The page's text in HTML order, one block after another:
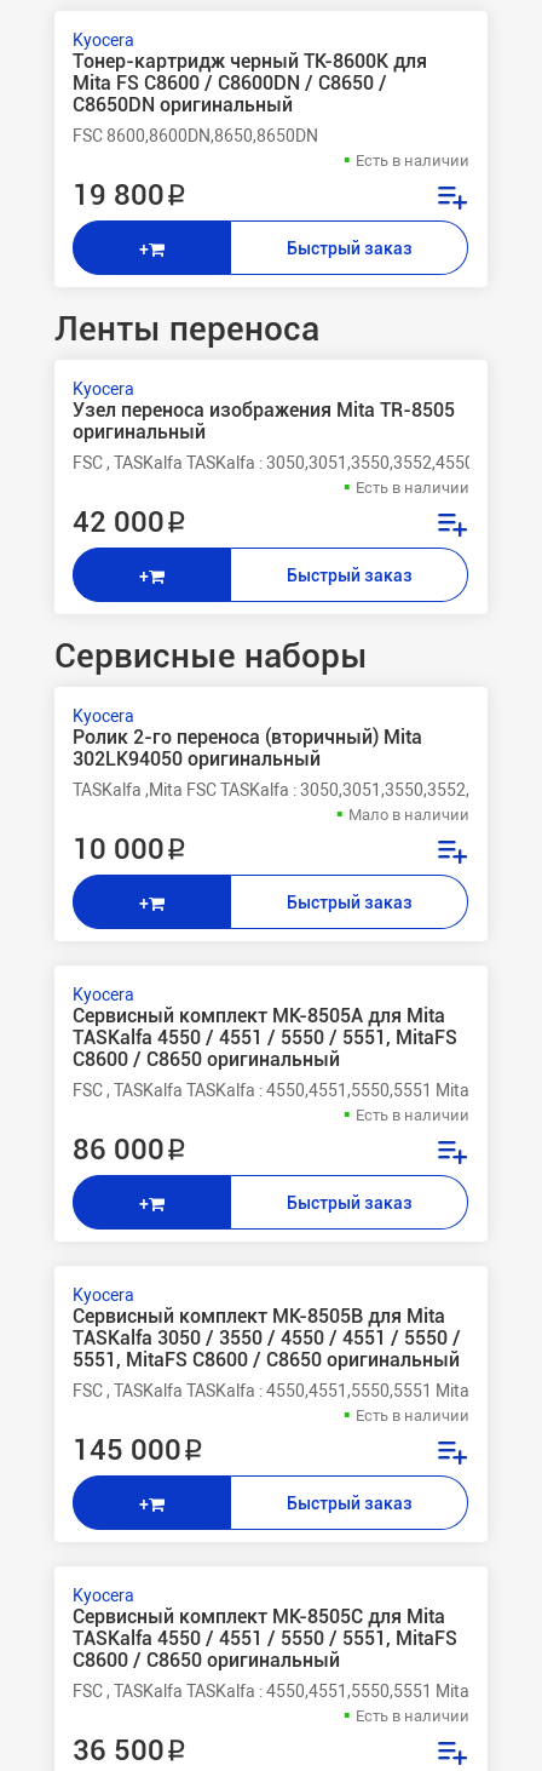
Kyocera
Тонер-картридж черный TK-8600K для
Mita FS C8600 / C8600DN / C8650 /
C8650DN оригинальный
FSC 8600,8600DN,8650,8650DN
Есть в наличии
19 800 ₽
+ Быстрый заказ
Ленты переноса
Kyocera
Узел переноса изображения Mita TR-8505
оригинальный
FSC , TASKalfa TASKalfa :
Есть в наличии
42 000 ₽
+ Быстрый заказ
Сервисные наборы
Kyocera
Ролик 2-го переноса (вторичный) Mita
302LK94050 оригинальный
TASKalfa ,Mita FSС TASKalfa :
Мало в наличии
10 000 ₽
+ Быстрый заказ
Kyocera
Сервисный комплект MK-8505A для Mita
TASKalfa 4550 / 4551 / 5550 / 5551, MitaFS
C8600 / C8650 оригинальный
FSC , TASKalfa TASKalfa : 4550,4551,5550,5551 Mita FSС
Есть в наличии
86 000 ₽
+ Быстрый заказ
Kyocera
Сервисный комплект MK-8505B для Mita
TASKalfa 3050 / 3550 / 4550 / 4551 / 5550 /
5551, MitaFS C8600 / C8650 оригинальный
FSC , TASKalfa TASKalfa : 4550,4551,5550,5551 Mita FSС
Есть в наличии
145 000 ₽
+ Быстрый заказ
Kyocera
Сервисный комплект MK-8505C для Mita
TASKalfa 4550 / 4551 / 5550 / 5551, MitaFS
C8600 / C8650 оригинальный
FSC , TASKalfa TASKalfa : 4550,4551,5550,5551 Mita FSС
Есть в наличии
36 500 ₽